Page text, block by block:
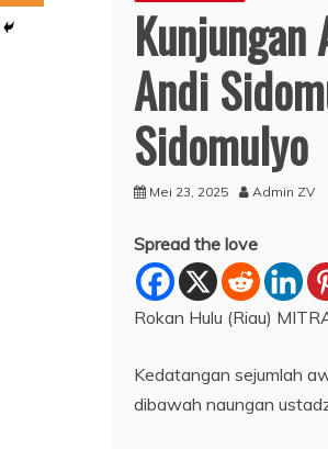
Andi
Sidomulyo
Mei 23, 2025 Admin ZV
Spread the love
Rokan Hulu (Riau)
Kedatangan sejumlah
dibawah naungan